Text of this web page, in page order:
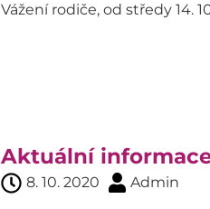
Vážení rodiče, od středy 14.
Aktuální
8. 10. 2020 Admin